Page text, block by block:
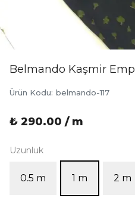
Belmando Kaşmir
Ürün Kodu: belmando-117
₺ 290.00 / m
Uzunluk
0.5 m 1 m 2 m